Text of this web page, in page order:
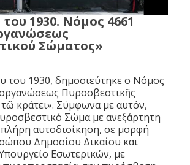
1930. Νόμος 4661
Σώματος»
του 1930, δημοσιεύτηκε ο Νόμος
Πυροσβεστικῆς
κράτει». Σύμφωνα με αυτόν,
Σώμα με ανεξάρτητη
αυτοδιοίκηση, σε μορφή
Δημοσίου Δικαίου και
Εσωτερικών, με